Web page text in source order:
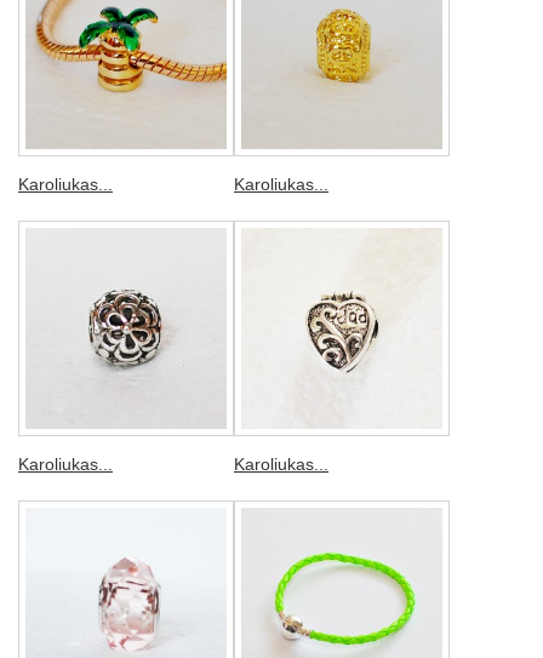
Karoliukas... Karoliukas...
Karoliukas... Karoliukas...